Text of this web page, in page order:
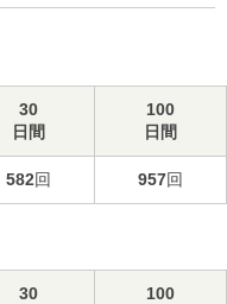
30
日間
100
日間
582回 957回
30
100